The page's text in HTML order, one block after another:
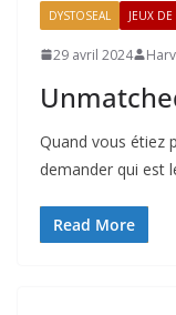
DYSTOSEAL JEUX
29 avril 2024
Quand vous étiez
demander qui est
Read More